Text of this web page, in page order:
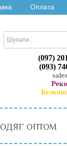
Оплата
(097)
(093)
ОПТОМ